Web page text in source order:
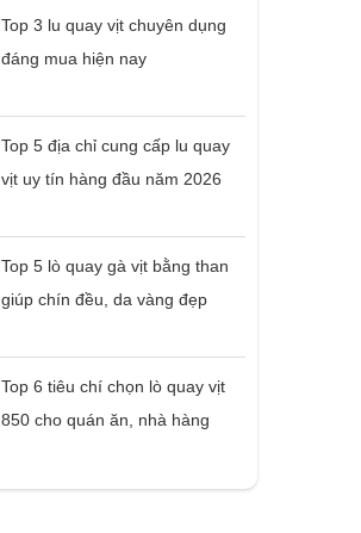
Top 3 lu quay vịt chuyên dụng
đáng mua hiện nay
Top 5 địa chỉ cung cấp lu quay
vịt uy tín hàng đầu năm 2026
Top 5 lò quay gà vịt bằng than
giúp chín đều, da vàng đẹp
Top 6 tiêu chí chọn lò quay vịt
850 cho quán ăn, nhà hàng